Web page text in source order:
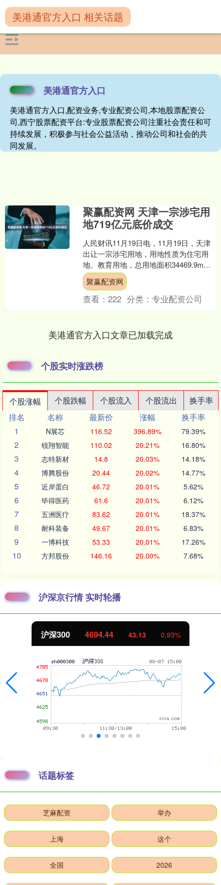
美港通官方入口
美港通官方入口,配资业务,专业配资公司,本地股票配资公
司,西宁股票配资平台:专业股票配资公司注重社会责任和可
持续发展，积极参与社会公益活动，推动公司和社会的共
同发展。
美港通官方入口 相关话题
聚赢配资网 天津一宗涉宅用
地719亿元底价成交
人民财讯11月19日电，11月19日，天津
出让一宗涉宅用地，用地性质为住宅用
地、教育用地，总用地面积34469.9m，
规划建筑面积49288.4m，住宅用地容
积....
聚赢配资网
查看：222 分类：专业配资公司
美港通官方入口文章已加载完成
个股实时涨跌榜
个股涨幅 个股跌幅 个股流入 个股流出
换手率
排名
名称 最新价 涨幅
换手率
1
N展芯 116.52 396.89% 79.39%
2 锐翔智能 110.02 20.21% 16.80%
3 志特新材 14.8 20.03% 14.18%
4 博腾股份 20.44 20.02% 14.77%
5 近岸蛋白 46.72 20.01% 5.62%
6 毕得医药 61.6 20.01% 6.12%
7 五洲医疗 83.62 20.01% 18.37%
8 耐科装备 49.67 20.01% 6.83%
9 一博科技 53.33 20.01% 17.26%
10 方邦股份 146.16 20.00% 7.68%
沪深京行情 实时轮播
沪深300 4694.44 43.13 0.93%
话题标签
芝麻配资 举办
上海 这个
全国 2026